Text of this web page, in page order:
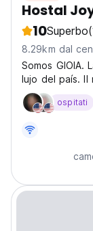
Hostal
10Superbo
8.29km dal
Somos GIOIA.
lujo del país. Il
zone più
standard di
ospitati